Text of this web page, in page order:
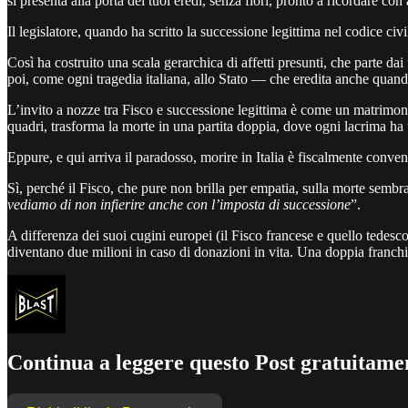
Il legislatore, quando ha scritto la successione legittima nel codice
Così ha costruito una scala gerarchica di affetti presunti, che parte
poi, come ogni tragedia italiana, allo Stato — che eredita anche
L’invito a nozze tra Fisco e successione legittima è come un
quadri, trasforma la morte in una partita doppia, dove ogni lacrima
Eppure, e qui arriva il paradosso, morire in Italia è fiscalmente
Sì, perché il Fisco, che pure non brilla per empatia, sulla morte
vediamo di non infierire anche con l’imposta di successione”.
A differenza dei suoi cugini europei (il Fisco francese e quello
diventano due milioni in caso di donazioni in vita. Una doppia
Continua a leggere questo Post